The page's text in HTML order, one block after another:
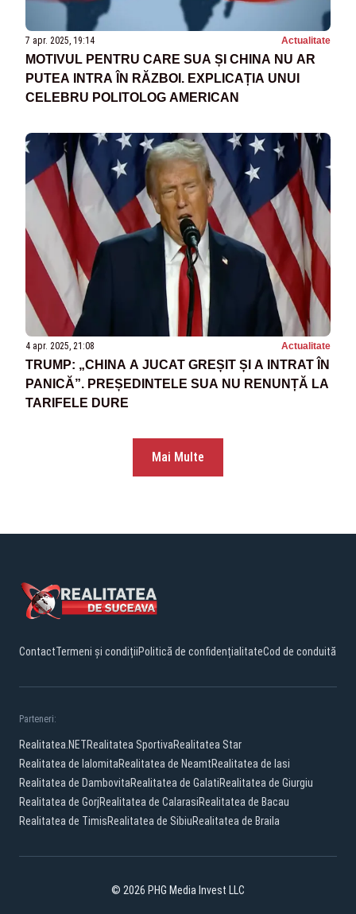
7 apr. 2025, 19:14 Actualitate
MOTIVUL PENTRU CARE SUA ȘI CHINA NU AR
PUTEA INTRA ÎN RĂZBOI. EXPLICAȚIA UNUI
CELEBRU POLITOLOG AMERICAN
4 apr. 2025, 21:08 Actualitate
TRUMP: „CHINA A JUCAT GREȘIT ȘI A INTRAT ÎN
PANICĂ”. PREȘEDINTELE SUA NU RENUNȚĂ LA
TARIFELE DURE
Mai Multe
ContactTermeni și condițiiPolitică de confidențialitateCod de conduită
Parteneri:
Realitatea.NETRealitatea SportivaRealitatea Star
Realitatea de IalomitaRealitatea de NeamtRealitatea de Iasi
Realitatea de DambovitaRealitatea de GalatiRealitatea de Giurgiu
Realitatea de GorjRealitatea de CalarasiRealitatea de Bacau
Realitatea de TimisRealitatea de SibiuRealitatea de Braila
© 2026 PHG Media Invest LLC